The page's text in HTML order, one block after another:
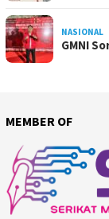
NASIONAL
GMNI
MEMBER OF